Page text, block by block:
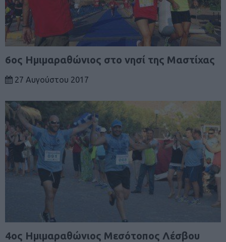
6oς Ημιμαραθώνιος στο νησί της Μαστίχας
27 Αυγούστου 2017
4ος Ημιμαραθώνιος Μεσότοπος Λέσβου